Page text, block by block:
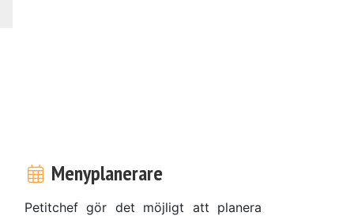
Menyplanerare
Petitchef gör det möjligt att planera